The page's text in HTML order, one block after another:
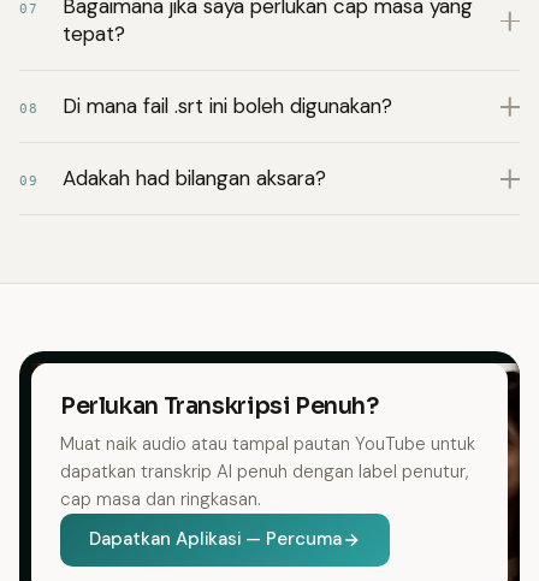
07
Bagaimana jika saya perlukan cap masa yang
tepat?
08 Di mana fail .srt ini boleh digunakan?
09 Adakah had bilangan aksara?
Perlukan Transkripsi Penuh?
Muat naik audio atau tampal pautan YouTube untuk
dapatkan transkrip AI penuh dengan label penutur,
cap masa dan ringkasan.
Dapatkan Aplikasi — Percuma